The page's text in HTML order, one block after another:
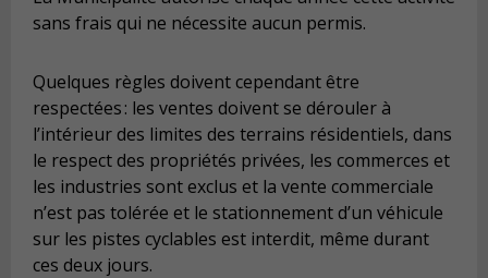
sans frais qui ne nécessite aucun permis.
Quelques règles doivent cependant être
respectées : les ventes doivent se dérouler à
l’intérieur des limites des terrains résidentiels, dans
le respect des propriétés privées, les commerces et
les industries sont exclus et la vente commerciale
n’est pas tolérée et le stationnement d’un véhicule
sur les pistes cyclables est interdit, même durant
ces deux jours.